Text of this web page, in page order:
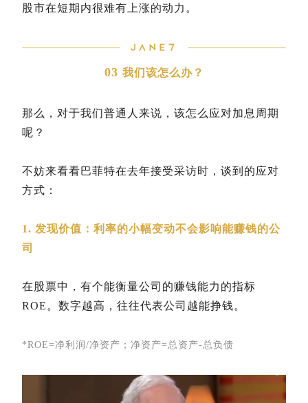
股市在短期内很难有上涨的动力。
03 我们该怎么办？
那么，对于我们普通人来说，该怎么应对加息周期
呢？
不妨来看看巴菲特在去年接受采访时，谈到的应对
方式：
1. 发现价值：利率的小幅变动不会影响能赚钱的公
司
在股票中，有个能衡量公司的赚钱能力的指标
ROE。数字越高，往往代表公司越能挣钱。
*ROE=净利润/净资产； 净资产=总资产-总负债